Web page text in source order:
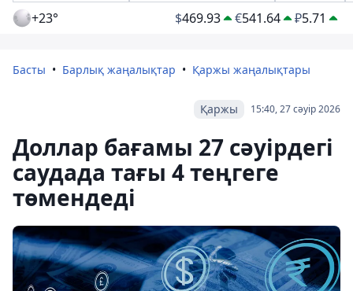
+23° $469.93 €541.64 ₽5.71
Басты Барлық жаңалықтар Қаржы жаңалықтары
15:40, 27 сәуір 2026
Қаржы
Доллар бағамы 27 сәуірдегі
саудада тағы 4 теңгеге
төмендеді